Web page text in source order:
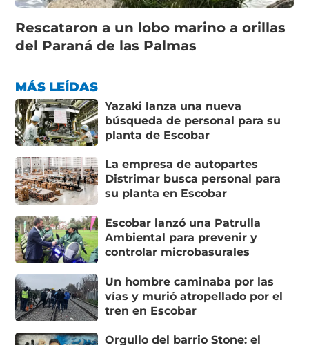
Rescataron a un lobo marino a orillas
del Paraná de las Palmas
MÁS LEÍDAS
Yazaki lanza una nueva
búsqueda de personal para su
planta de Escobar
La empresa de autopartes
Distrimar busca personal para
su planta en Escobar
Escobar lanzó una Patrulla
Ambiental para prevenir y
controlar microbasurales
Un hombre caminaba por las
vías y murió atropellado por el
tren en Escobar
Orgullo del barrio Stone: el